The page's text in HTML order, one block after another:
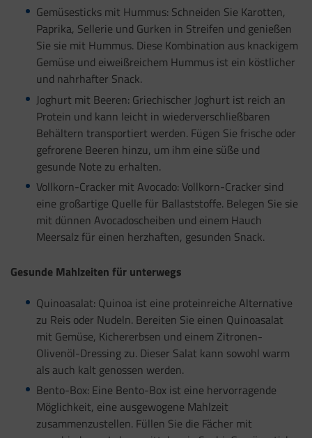
Gemüsesticks mit Hummus: Schneiden Sie Karotten,
Paprika, Sellerie und Gurken in Streifen und genießen
Sie sie mit Hummus. Diese Kombination aus knackigem
Gemüse und eiweißreichem Hummus ist ein köstlicher
und nahrhafter Snack.
Joghurt mit Beeren: Griechischer Joghurt ist reich an
Protein und kann leicht in wiederverschließbaren
Behältern transportiert werden. Fügen Sie frische oder
gefrorene Beeren hinzu, um ihm eine süße und
gesunde Note zu erhalten.
Vollkorn-Cracker mit Avocado: Vollkorn-Cracker sind
eine großartige Quelle für Ballaststoffe. Belegen Sie sie
mit dünnen Avocadoscheiben und einem Hauch
Meersalz für einen herzhaften, gesunden Snack.
Gesunde Mahlzeiten für unterwegs
Quinoasalat: Quinoa ist eine proteinreiche Alternative
zu Reis oder Nudeln. Bereiten Sie einen Quinoasalat
mit Gemüse, Kichererbsen und einem Zitronen-
Olivenöl-Dressing zu. Dieser Salat kann sowohl warm
als auch kalt genossen werden.
Bento-Box: Eine Bento-Box ist eine hervorragende
Möglichkeit, eine ausgewogene Mahlzeit
zusammenzustellen. Füllen Sie die Fächer mit